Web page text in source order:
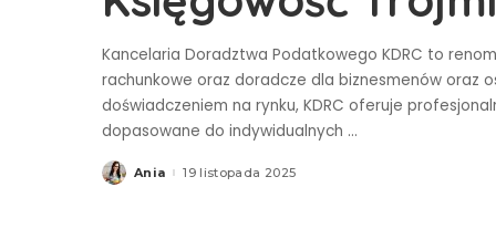
Kancelaria Doradztwa Podatkowego KDRC to
rachunkowe oraz doradcze dla biznesmenów oraz
doświadczeniem na rynku, KDRC oferuje
dopasowane do indywidualnych ...
Posted
by
Ania 19 listopada 2025